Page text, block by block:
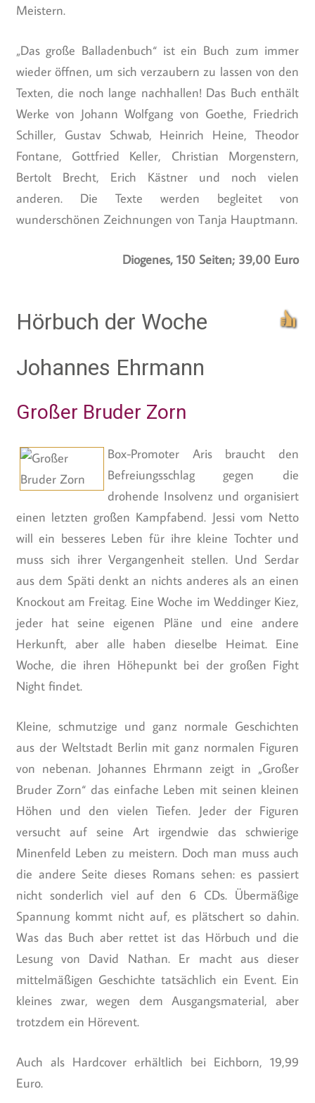
Meistern.
„Das große Balladenbuch“ ist ein Buch zum immer
wieder öffnen, um sich verzaubern zu lassen von den
Texten, die noch lange nachhallen! Das Buch enthält
Werke von Johann Wolfgang von Goethe, Friedrich
Schiller, Gustav Schwab, Heinrich Heine, Theodor
Fontane, Gottfried Keller, Christian Morgenstern,
Bertolt Brecht, Erich Kästner und noch vielen
anderen. Die Texte werden begleitet von
wunderschönen Zeichnungen von Tanja Hauptmann.
Diogenes, 150 Seiten; 39,00 Euro
Hörbuch der Woche
Johannes Ehrmann
Großer Bruder Zorn
Box-Promoter Aris braucht den
Befreiungsschlag gegen die
drohende Insolvenz und organisiert
einen letzten großen Kampfabend. Jessi vom Netto
will ein besseres Leben für ihre kleine Tochter und
muss sich ihrer Vergangenheit stellen. Und Serdar
aus dem Späti denkt an nichts anderes als an einen
Knockout am Freitag. Eine Woche im Weddinger Kiez,
jeder hat seine eigenen Pläne und eine andere
Herkunft, aber alle haben dieselbe Heimat. Eine
Woche, die ihren Höhepunkt bei der großen Fight
Night findet.
Kleine, schmutzige und ganz normale Geschichten
aus der Weltstadt Berlin mit ganz normalen Figuren
von nebenan. Johannes Ehrmann zeigt in „Großer
Bruder Zorn“ das einfache Leben mit seinen kleinen
Höhen und den vielen Tiefen. Jeder der Figuren
versucht auf seine Art irgendwie das schwierige
Minenfeld Leben zu meistern. Doch man muss auch
die andere Seite dieses Romans sehen: es passiert
nicht sonderlich viel auf den 6 CDs. Übermäßige
Spannung kommt nicht auf, es plätschert so dahin.
Was das Buch aber rettet ist das Hörbuch und die
Lesung von David Nathan. Er macht aus dieser
mittelmäßigen Geschichte tatsächlich ein Event. Ein
kleines zwar, wegen dem Ausgangsmaterial, aber
trotzdem ein Hörevent.
Auch als Hardcover erhältlich bei Eichborn, 19,99
Euro.